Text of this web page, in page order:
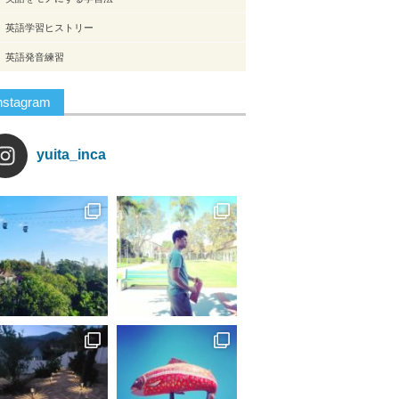
英語学習ヒストリー
英語発音練習
yuita_inca